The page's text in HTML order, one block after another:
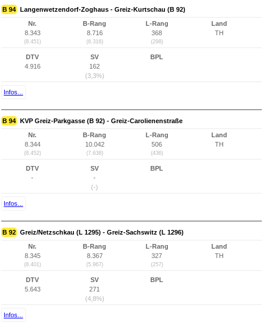
B 94 Langenwetzendorf-Zoghaus - Greiz-Kurtschau (B 92)
Nr.
8.343
(8.451)
B-Rang
8.716
(6.316)
L-Rang
368
(298)
Land
TH
DTV
4.916
SV
162
(3,3%)
BPL
Infos...
B 94 KVP Greiz-Parkgasse (B 92) - Greiz-Carolienenstraße
Nr.
8.344
(8.452)
B-Rang
10.042
(7.638)
L-Rang
506
(436)
Land
TH
DTV
-
SV
-
(-)
BPL
Infos...
B 92 Greiz/Netzschkau (L 1295) - Greiz-Sachswitz (L 1296)
Nr.
8.345
(8.401)
B-Rang
8.367
(5.967)
L-Rang
327
(257)
Land
TH
DTV
5.643
SV
271
(4,8%)
BPL
Infos...